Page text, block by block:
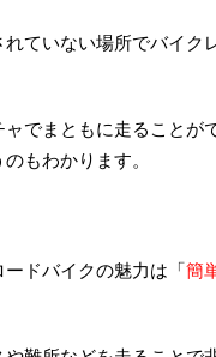
ていない場所でバイク
でまともに走ることが
もわかります。
ドバイクの魅力は「簡